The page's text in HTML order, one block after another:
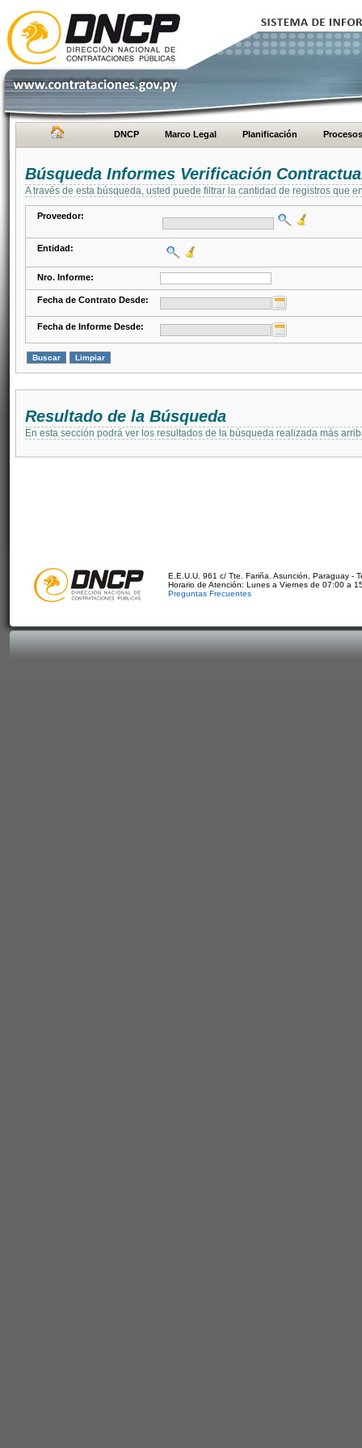
DNCP Marco Legal Planificación Procesos
Búsqueda Informes Verificación
A través de esta búsqueda, usted puede filtrar la cantidad de registros que
Proveedor:
Entidad:
Nro. Informe:
Fecha de Contrato Desde:
Fecha de Informe Desde:
Resultado de la Búsqueda
En esta sección podrá ver los resultados de la búsqueda realizada más
E.E.U.U. 961 c/ Tte. Fariña. Asunción, Paraguay -
Horario de Atención: Lunes a Viernes de 07:00 a
Preguntas Frecuentes